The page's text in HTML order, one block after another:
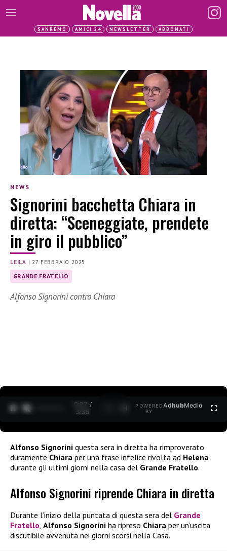
SANREMO AMICI 24 NEWSLETTER ABBONATI
NEWS
Signorini bacchetta Chiara in
diretta: “Sceneggiate, prendete
in giro il pubblico”
LEILA |27 FEBBRAIO 2025
GRANDE FRATELLO
Alfonso Signorini contro Chiara
0:28 /
3:35
POWERED
BY
AdhubMedia
Alfonso Signorini questa sera in diretta ha rimproverato
duramente Chiara per una frase infelice rivolta ad Helena
durante gli ultimi giorni nella casa del Grande Fratello.
Alfonso Signorini riprende Chiara in diretta
Durante l’inizio della puntata di questa sera del Grande
Fratello, Alfonso Signorini ha ripreso Chiara per un’uscita
discutibile avvenuta nei giorni scorsi nella Casa.